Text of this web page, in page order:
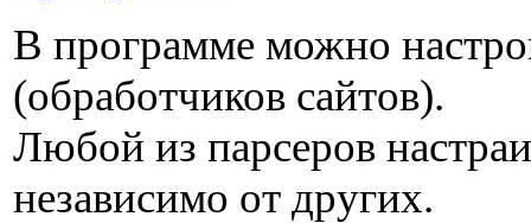
В программе можно
(обработчиков сайтов).
Любой из парсеров
независимо от других.